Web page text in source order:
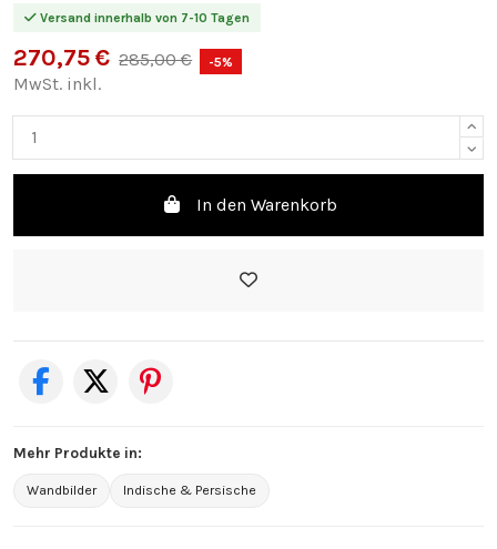
Versand innerhalb von 7-10 Tagen
270,75 € 285,00 € -5%
MwSt. inkl.
In den Warenkorb
Mehr Produkte in:
Wandbilder Indische & Persische